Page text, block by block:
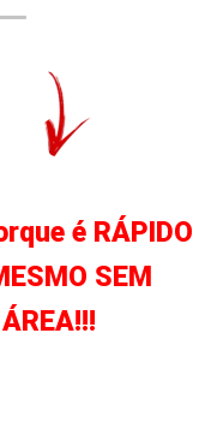
é RÁPIDO
SEM